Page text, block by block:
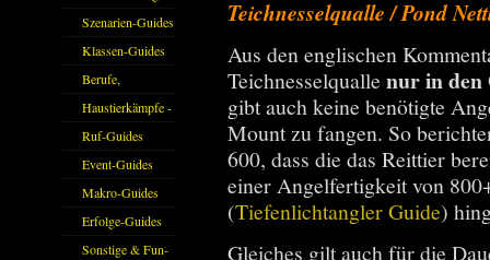
Guides
Szenarien-Guides
Klassen-Guides
Berufe,
Farmkarten und
Haustiere
Haustierkämpfe -
Guide
Ruf-Guides
Event-Guides
Makro-Guides
Erfolge-Guides
Sonstige & Fun-
Teichnesselqualle / Pond
Aus den englischen
Teichnesselqualle nur in den
gibt auch keine benötigte
Mount zu fangen. So
600, dass die das Reittier
einer Angelfertigkeit von
(Tiefenlichtangler Guide)
Gleiches gilt auch für die